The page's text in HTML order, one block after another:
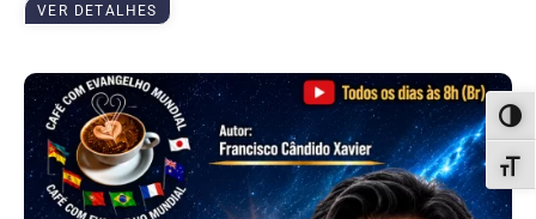
VER DETALHES